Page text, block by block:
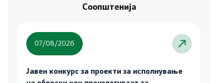
Соопштенија
07/08/2026
Јавен конкурс за проекти за исполнување